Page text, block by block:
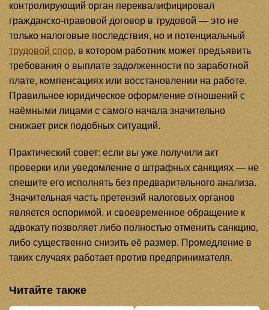
контролирующий орган переквалифицировал
гражданско-правовой договор в трудовой — это не
только налоговые последствия, но и потенциальный
трудовой спор, в котором работник может предъявить
требования о выплате задолженности по заработной
плате, компенсациях или восстановлении на работе.
Правильное юридическое оформление отношений с
наёмными лицами с самого начала значительно
снижает риск подобных ситуаций.
Практический совет: если вы уже получили акт
проверки или уведомление о штрафных санкциях — не
спешите его исполнять без предварительного анализа.
Значительная часть претензий налоговых органов
является оспоримой, и своевременное обращение к
адвокату позволяет либо полностью отменить санкцию,
либо существенно снизить её размер. Промедление в
таких случаях работает против предпринимателя.
Читайте также